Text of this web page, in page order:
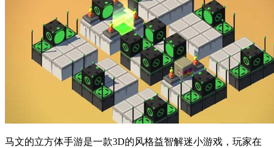
马文的立方体手游是一款3D的风格益智解迷小游戏，玩家在